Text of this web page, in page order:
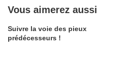
Vous aimerez aussi
Suivre la voie des pieux
prédécesseurs !